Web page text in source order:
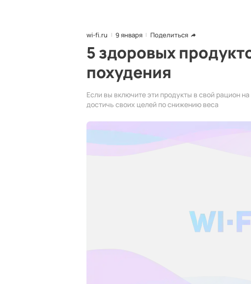
wi-fi.ru 9 января Поделиться
5 здоровых
похудения
Если вы включите эти продукты в свой рацион
достичь своих целей по снижению веса